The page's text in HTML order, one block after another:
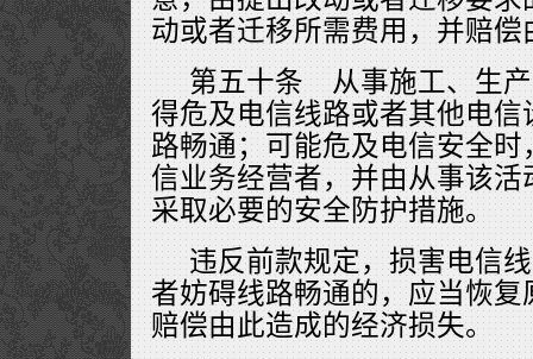
动或者迁移所需费用，并赔
第五十条 从事施工、生
得危及电信线路或者其他电
路畅通；可能危及电信安全
信业务经营者，并由从事该
采取必要的安全防护措施。
违反前款规定，损害电信
者妨碍线路畅通的，应当恢
赔偿由此造成的经济损失。